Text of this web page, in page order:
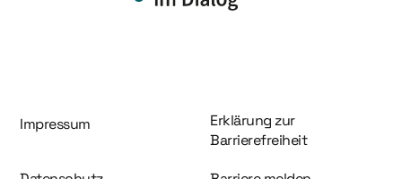
Information und Service
Impressum
Erklärung zur
Barrierefreiheit